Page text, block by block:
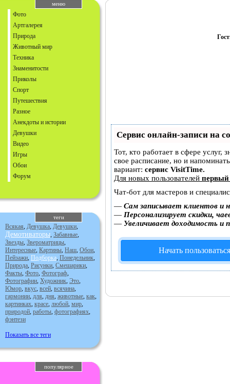
меню
Фото
Артгалерея
Природа
Животный мир
Техника
Знаменитости
Приколы
Спорт
Путешествия
Разное
Анекдоты и истории
Девушки
Видео
Игры
Обои
Форум
теги
Всякая, Девушка, Девушки,
Демотиваторы, Забавные,
Звезды, Звероматрицы,
Интересные, Картины, Наш, Обои,
Пейзажи, Подборка, Понедельник,
Природа, Рисунки, Смешарики,
Факты, Фото, Фотограф,
Фотографии, Художник, Это,
Юмор, вкус, всей, всячина,
гармонии, для, дня, животные, как,
картинках, красе, любой, мир,
природой, работы, фотографиях,
фэнтези
Показать все теги
популярное
Сервис онлайн-записи на
Тот, кто работает в сфере услуг,
свое расписание, но и
вариант: сервис VisitTime.
Для новых пользователей первый
Чат-бот для мастеров и
— Сам записывает клиентов и
— Персонализирует скидки,
— Увеличивает доходимость и
Начать